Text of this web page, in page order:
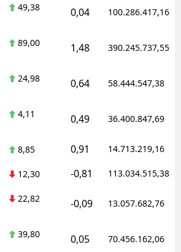
49,38 0,04 100.286.417,16
89,00 1,48 390.245.737,55
24,98 0,64 58.444.547,38
4,11 0,49 36.400.847,69
8,85 0,91 14.713.219,16
12,30 -0,81 113.034.515,38
22,82 -0,09 13.057.682,76
39,80 0,05 70.456.162,06